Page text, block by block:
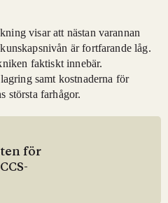
visar att nästan varannan
är fortfarande låg.
faktiskt innebär.
samt kostnaderna för
största farhågor.
för